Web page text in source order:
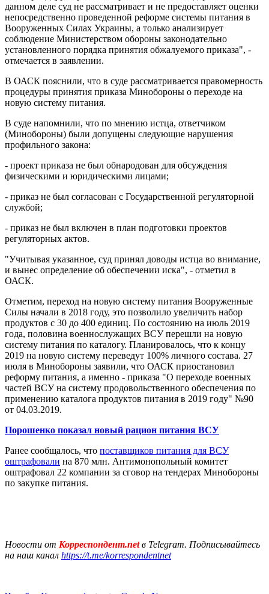
данном деле суд не рассматривает и не предоставляет оценки
непосредственно проведенной реформе системы питания в
Вооруженных Силах Украины, а только анализирует
соблюдение Министерством обороны законодательно
установленного порядка принятия обжалуемого приказа", -
отмечается в заявлении.
В ОАСК пояснили, что в суде рассматривается правомерность
процедуры принятия приказа Минобороны о переходе на
новую систему питания.
В суде напомнили, что по мнению истца, ответчиком
(Минобороны) были допущены следующие нарушения
профильного закона:
- проект приказа не был обнародован для обсуждения
физическими и юридическими лицами;
- приказ не был согласован с Государственной регуляторной
службой;
- приказ не был включен в план подготовки проектов
регуляторных актов.
"Учитывая указанное, суд принял доводы истца во внимание,
и вынес определение об обеспечении иска", - отметил в
ОАСК.
Отметим, переход на новую систему питания Вооруженные
Силы начали в 2018 году, это позволило увеличить набор
продуктов с 30 до 400 единиц. По состоянию на июль 2019
года, половина военнослужащих ВСУ перешли на новую
систему питания по каталогу. Планировалось, что к концу
2019 на новую систему переведут 100% личного состава. 27
июля в Минобороны заявили, что ОАСК приостановил
реформу питания, а именно - приказа "О переходе военных
частей ВСУ на систему продовольственного обеспечения по
применению каталога продуктов питания в 2019 году" №90
от 04.03.2019.
Порошенко показал новый рацион питания ВСУ
Ранее сообщалось, что поставщиков питания для ВСУ
оштрафовали на 870 млн. Антимонопольный комитет
оштрафовал 22 компании за сговор на тендерах Минобороны
по закупке питания.
Новости от Корреспондент.netв Telegram. Подписывайтесь
на наш канал https://t.me/korrespondentnet